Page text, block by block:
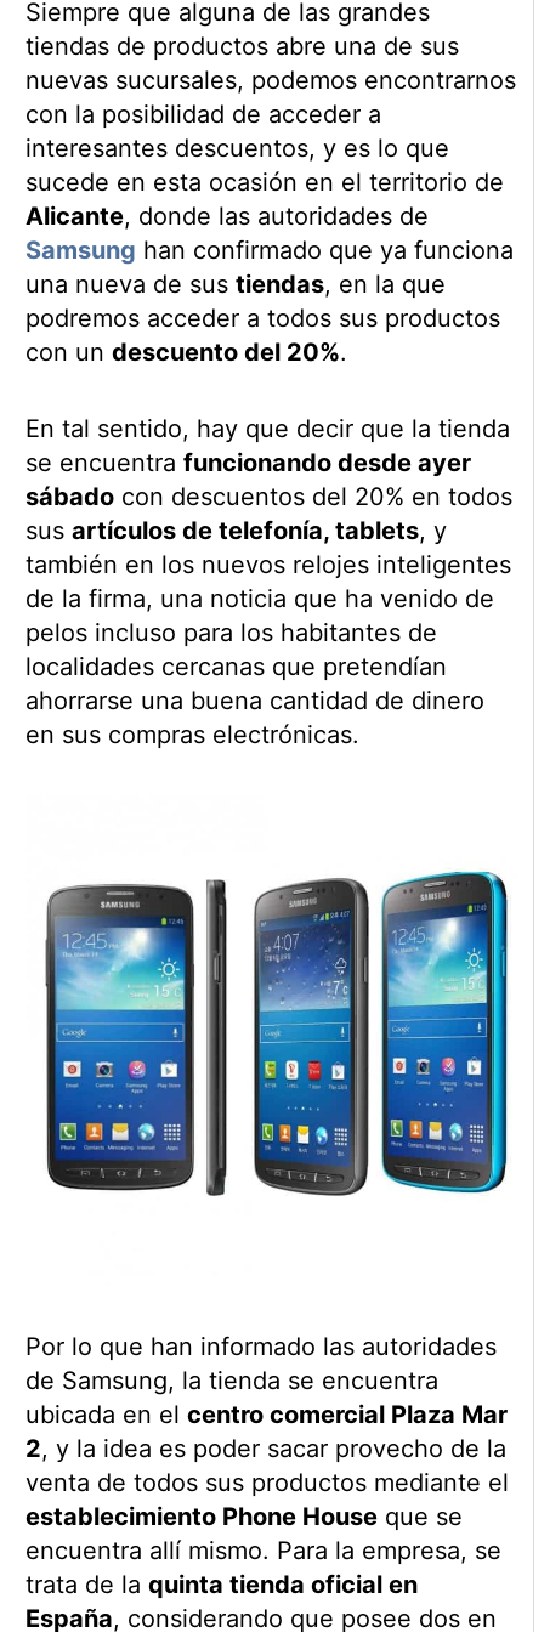
Siempre que alguna de las grandes
tiendas de productos abre una de sus
nuevas sucursales, podemos encontrarnos
con la posibilidad de acceder a
interesantes descuentos, y es lo que
sucede en esta ocasión en el territorio de
Alicante, donde las autoridades de
Samsung han confirmado que ya funciona
una nueva de sus tiendas, en la que
podremos acceder a todos sus productos
con un descuento del 20%.
En tal sentido, hay que decir que la tienda
se encuentra funcionando desde ayer
sábadocon descuentos del 20% en todos
sus artículos de telefonía, tablets, y
también en los nuevos relojes inteligentes
de la firma, una noticia que ha venido de
pelos incluso para los habitantes de
localidades cercanas que pretendían
ahorrarse una buena cantidad de dinero
en sus compras electrónicas.
Por lo que han informado las autoridades
de Samsung, la tienda se encuentra
ubicada en el centro comercial Plaza Mar
2, y la idea es poder sacar provecho de la
venta de todos sus productos mediante el
establecimiento Phone Houseque se
encuentra allí mismo. Para la empresa, se
trata de la quinta tienda oficial en
España, considerando que posee dos en